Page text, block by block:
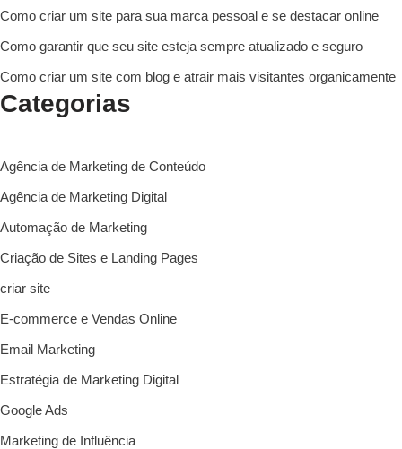
Como criar um site para sua marca pessoal e se destacar online
Como garantir que seu site esteja sempre atualizado e seguro
Como criar um site com blog e atrair mais visitantes organicamente
Categorias
Agência de Marketing de Conteúdo
Agência de Marketing Digital
Automação de Marketing
Criação de Sites e Landing Pages
criar site
E-commerce e Vendas Online
Email Marketing
Estratégia de Marketing Digital
Google Ads
Marketing de Influência